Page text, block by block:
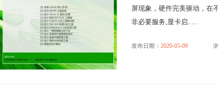
屏现象，硬件完美驱动，在
非必要服务,显卡启.....
发布日期： 2020-05-09